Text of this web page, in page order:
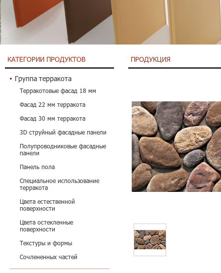
КАТЕГОРИИ ПРОДУКТОВ
Группа терракота
Терракотовые фасад 18 мм
Фасад 22 мм терракота
Фасад 30 мм терракота
3D струйный фасадные панели
Полупроводниковые фасадные
панели
Панель пола
Специальное использование
терракота
Цвета естественной
поверхности
Цвета остекленные
поверхности
Текстуры и формы
Сочлененных частей
ПРОДУКЦИЯ